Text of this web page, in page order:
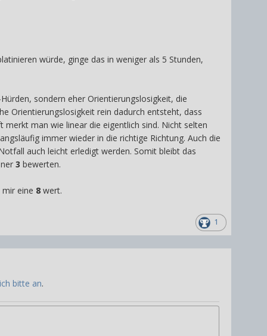
würde, ginge das in weniger als 5 Stunden,
sondern eher Orientierungslosigkeit, die
Orientierungslosigkeit rein dadurch entsteht, dass
man wie linear die eigentlich sind. Nicht selten
immer wieder in die richtige Richtung. Auch die
auch leicht erledigt werden. Somit bleibt das
3 bewerten.
eine 8wert.
1
bitte an.